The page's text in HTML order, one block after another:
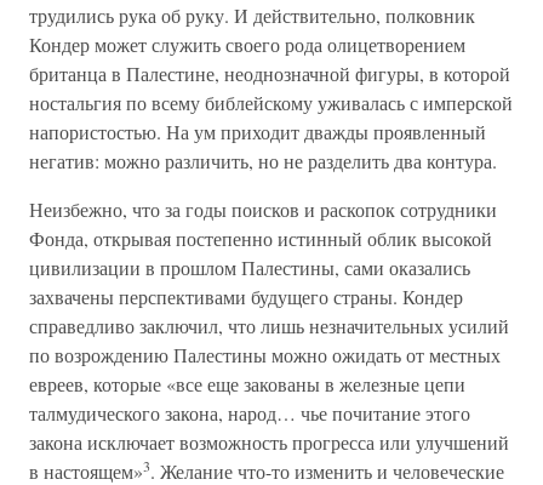
трудились рука об руку. И действительно, полковник
Кондер может служить своего рода олицетворением
британца в Палестине, неоднозначной фигуры, в которой
ностальгия по всему библейскому уживалась с имперской
напористостью. На ум приходит дважды проявленный
негатив: можно различить, но не разделить два контура.
Неизбежно, что за годы поисков и раскопок сотрудники
Фонда, открывая постепенно истинный облик высокой
цивилизации в прошлом Палестины, сами оказались
захвачены перспективами будущего страны. Кондер
справедливо заключил, что лишь незначительных усилий
по возрождению Палестины можно ожидать от местных
евреев, которые «все еще закованы в железные цепи
талмудического закона, народ… чье почитание этого
закона исключает возможность прогресса или улучшений
в настоящем»3. Желание что-то изменить и человеческие